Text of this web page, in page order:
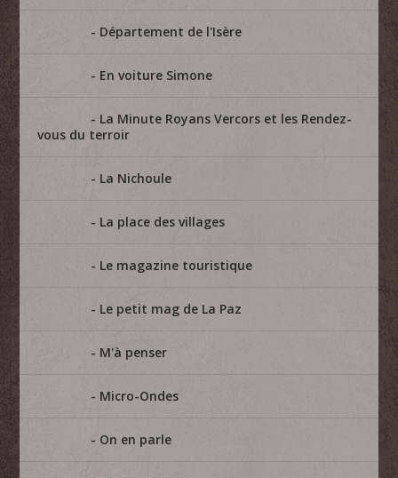
Département de l'Isère
En voiture Simone
La Minute Royans Vercors et les Rendez-
vous du terroir
La Nichoule
La place des villages
Le magazine touristique
Le petit mag de La Paz
M'à penser
Micro-Ondes
On en parle